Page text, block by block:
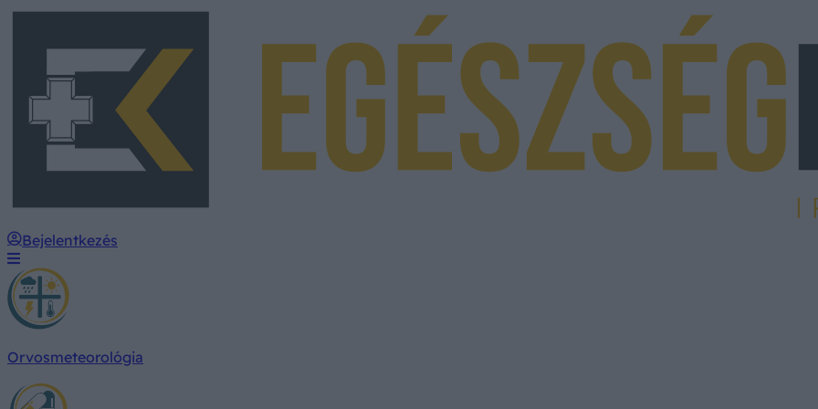
Bejelentkezés
Orvosmeteorológia